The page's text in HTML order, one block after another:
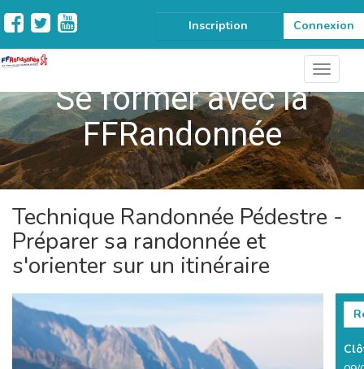
Inscription Connexion
Se former avec la
FFRandonnée
Technique Randonnée Pédestre -
Préparer sa randonnée et
s'orienter sur un itinéraire